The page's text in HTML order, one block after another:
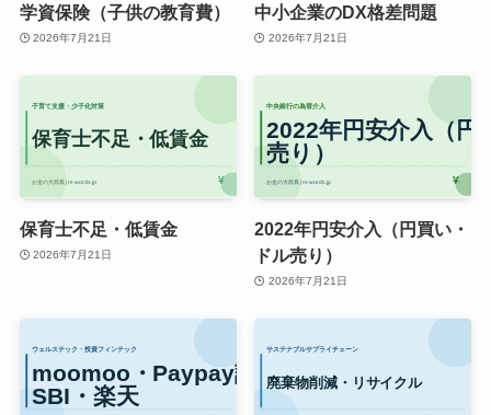
学資保険（子供の教育費）
2026年7月21日
中小企業のDX格差問題
2026年7月21日
保育士不足・低賃金
2026年7月21日
2022年円安介入（円買い・
ドル売り）
2026年7月21日